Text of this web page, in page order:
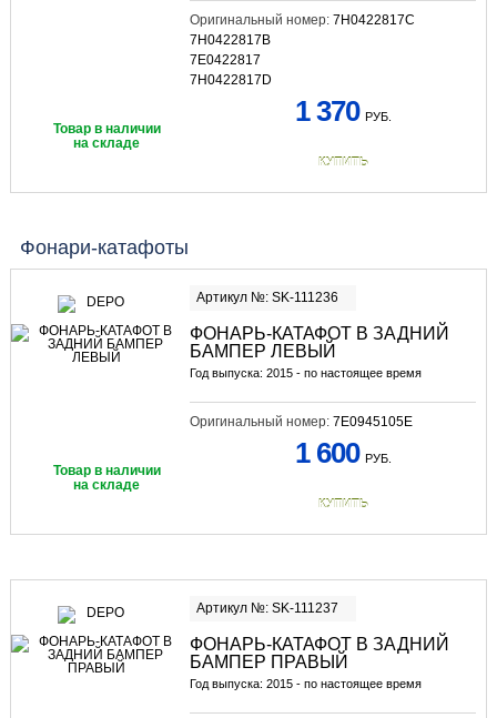
Оригинальный номер: 7H0422817C
7H0422817B
7E0422817
7H0422817D
Товар в наличии
на складе
1 370 РУБ.
КУПИТЬ
Фонари-катафоты
Артикул №: SK-111236
ФОНАРЬ-КАТАФОТ В ЗАДНИЙ
БАМПЕР ЛЕВЫЙ
Год выпуска: 2015 - по настоящее время
Оригинальный номер: 7E0945105E
Товар в наличии
на складе
1 600 РУБ.
КУПИТЬ
Артикул №: SK-111237
ФОНАРЬ-КАТАФОТ В ЗАДНИЙ
БАМПЕР ПРАВЫЙ
Год выпуска: 2015 - по настоящее время